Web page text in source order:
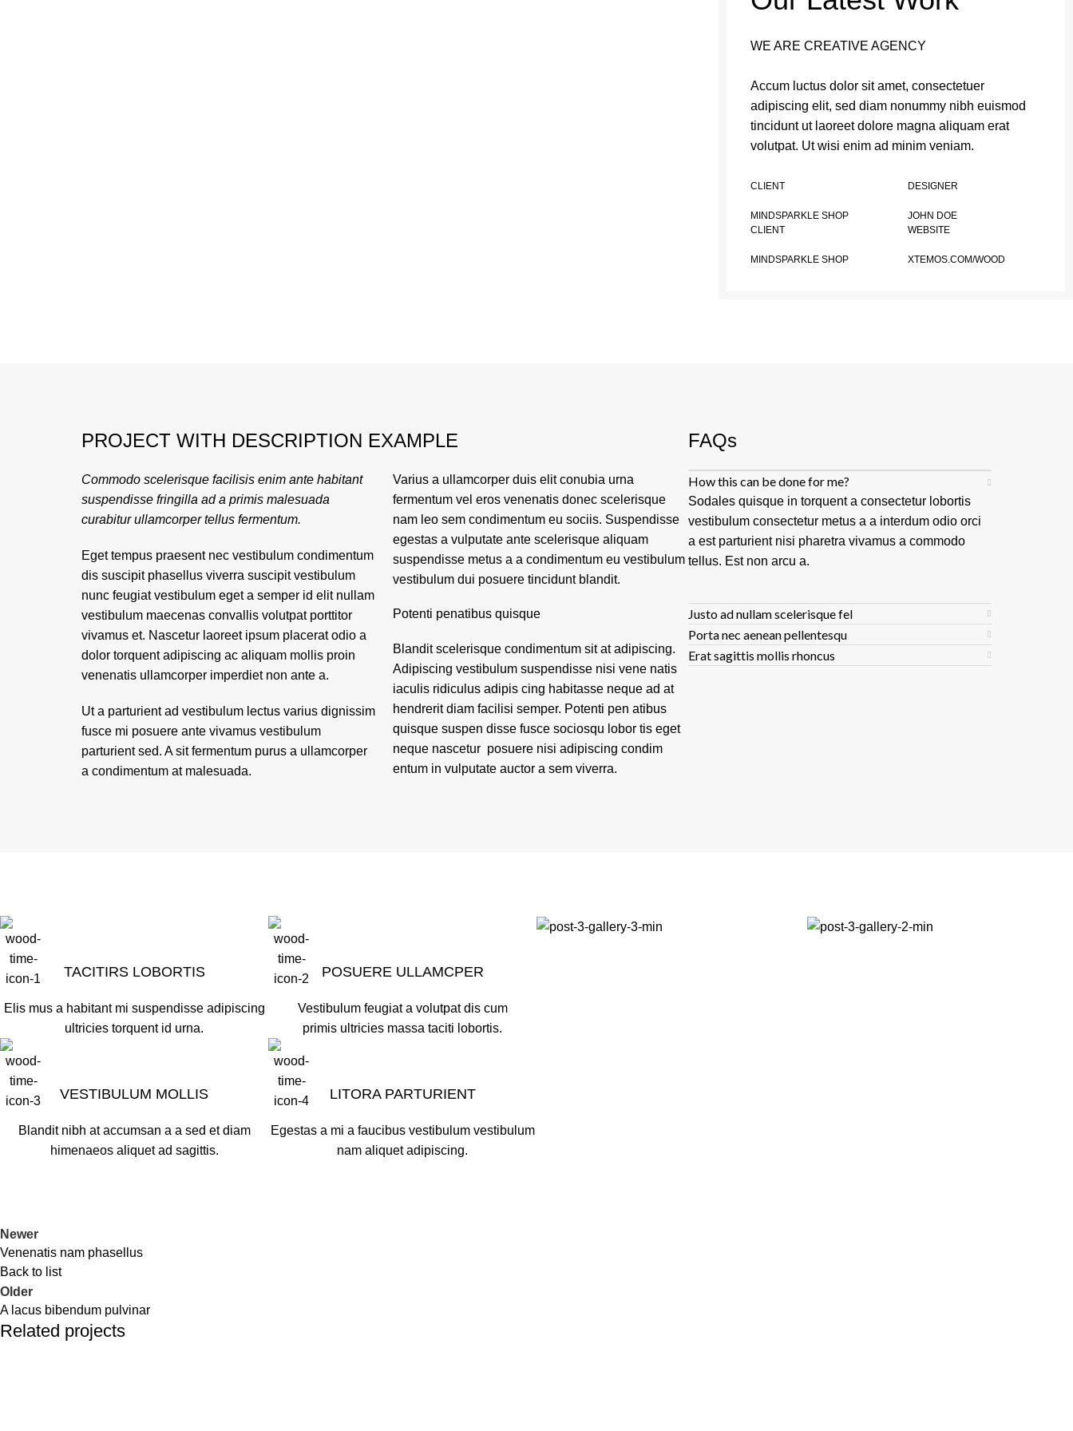
WE ARE CREATIVE AGENCY
Accum luctus dolor sit amet, consectetuer
adipiscing elit, sed diam nonummy nibh euismod
tincidunt ut laoreet dolore magna aliquam erat
volutpat. Ut wisi enim ad minim veniam.
CLIENT
MINDSPARKLE SHOP
DESIGNER
JOHN DOE
CLIENT
MINDSPARKLE SHOP
WEBSITE
XTEMOS.COM/WOOD
PROJECT WITH DESCRIPTION EXAMPLE
Commodo scelerisque facilisis enim ante habitant
suspendisse fringilla ad a primis malesuada
curabitur ullamcorper tellus fermentum.
Eget tempus praesent nec vestibulum condimentum
dis suscipit phasellus viverra suscipit vestibulum
nunc feugiat vestibulum eget a semper id elit nullam
vestibulum maecenas convallis volutpat porttitor
vivamus et. Nascetur laoreet ipsum placerat odio a
dolor torquent adipiscing ac aliquam mollis proin
venenatis ullamcorper imperdiet non ante a.
Ut a parturient ad vestibulum lectus varius dignissim
fusce mi posuere ante vivamus vestibulum
parturient sed. A sit fermentum purus a ullamcorper
a condimentum at malesuada.
Varius a ullamcorper duis elit conubia urna
fermentum vel eros venenatis donec scelerisque
nam leo sem condimentum eu sociis. Suspendisse
egestas a vulputate ante scelerisque aliquam
suspendisse metus a a condimentum eu vestibulum
vestibulum dui posuere tincidunt blandit.
Potenti penatibus quisque
Blandit scelerisque condimentum sit at adipiscing.
Adipiscing vestibulum suspendisse nisi vene natis
iaculis ridiculus adipis cing habitasse neque ad at
hendrerit diam facilisi semper. Potenti pen atibus
quisque suspen disse fusce sociosqu lobor tis eget
neque nascetur posuere nisi adipiscing condim
entum in vulputate auctor a sem viverra.
FAQs
How this can be done for me?
Sodales quisque in torquent a consectetur lobortis
vestibulum consectetur metus a a interdum odio orci
a est parturient nisi pharetra vivamus a commodo
tellus. Est non arcu a.
Justo ad nullam scelerisque fel
Porta nec aenean pellentesqu
Erat sagittis mollis rhoncus
TACITIRS LOBORTIS
Elis mus a habitant mi suspendisse adipiscing
ultricies torquent id urna.
VESTIBULUM MOLLIS
Blandit nibh at accumsan a a sed et diam
himenaeos aliquet ad sagittis.
POSUERE ULLAMCPER
Vestibulum feugiat a volutpat dis cum
primis ultricies massa taciti lobortis.
LITORA PARTURIENT
Egestas a mi a faucibus vestibulum vestibulum
nam aliquet adipiscing.
Newer
Venenatis nam phasellus
Back to list
Older
A lacus bibendum pulvinar
Related projects